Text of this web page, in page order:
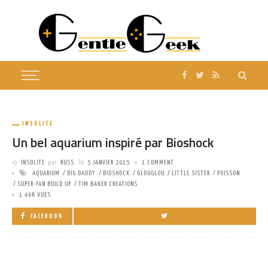
INSOLITE
Un bel aquarium inspiré par Bioshock
INSOLITE par RUSS le 5 JANVIER 2015
1 COMMENT
AQUARIUM
BIG DADDY BIOSHOCK GLOUGLOU LITTLE SISTER
POISSON
SUPER-FAN BUILD UP
TIM BAKER CREATIONS
1.46K VUES
FACEBOOK